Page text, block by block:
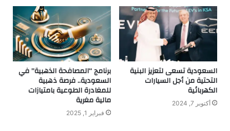
السعودية تسعى لتعزيز البنية
التحتية من أجل السيارات
الكهربائية
أكتوبر 7, 2024
برنامج “المصافحة الذهبية” في
السعودية.. فرصة ذهبية
للمغادرة الطوعية بامتيازات
مالية مغرية
فبراير 1, 2025